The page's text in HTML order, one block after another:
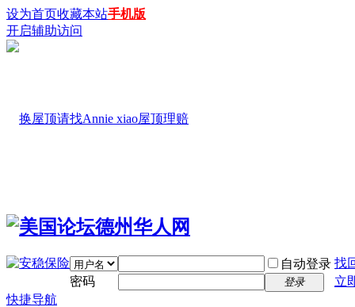
设为首页收藏本站手机版
开启辅助访问
自动登录 找
密码
登录
立
快捷导航